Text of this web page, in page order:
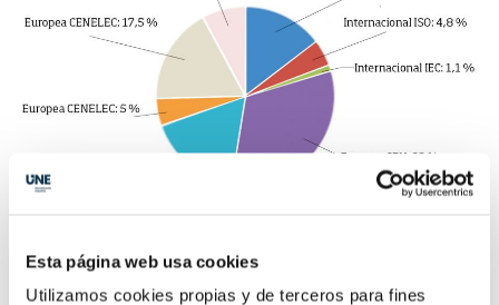
Esta página web usa cookies
Utilizamos cookies propias y de terceros para fines
3. Acelerando la innovación